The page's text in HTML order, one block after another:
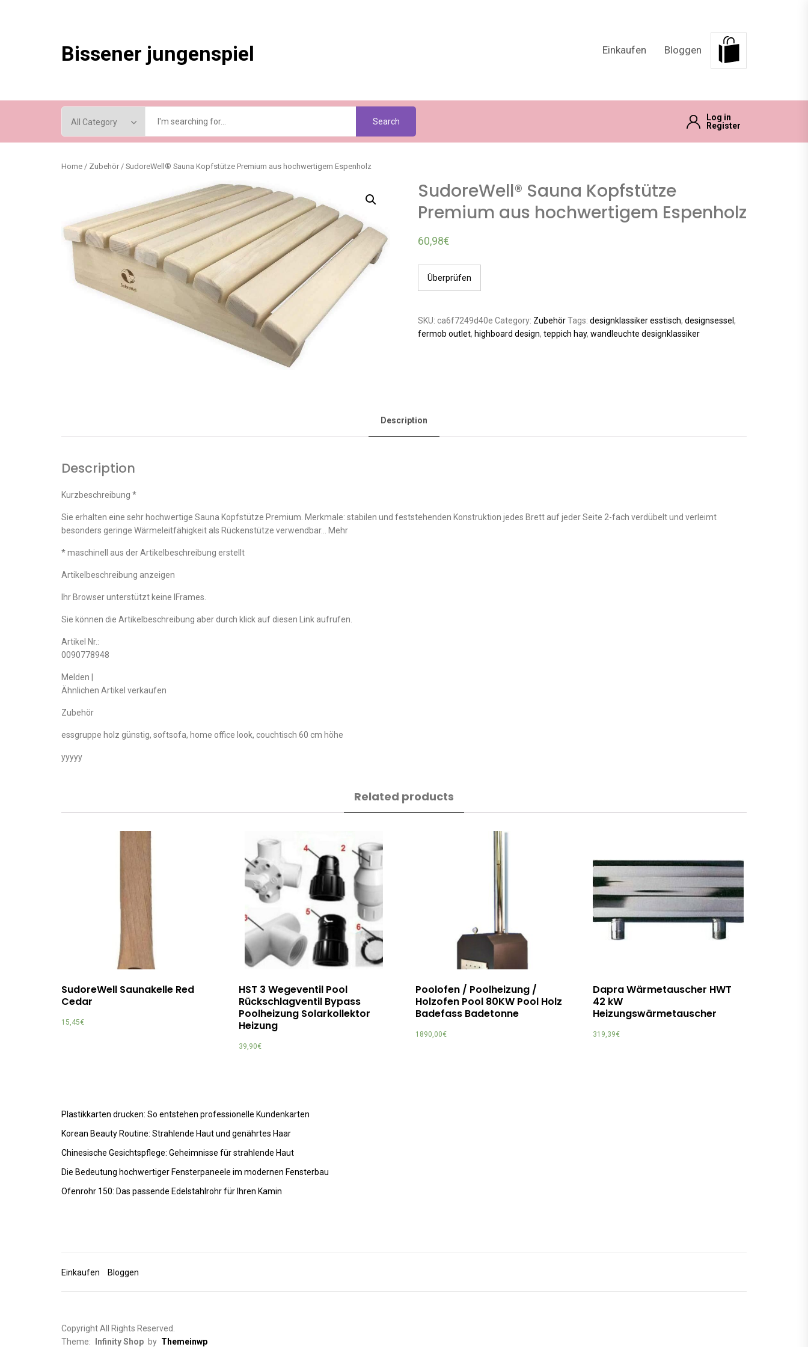
Bissener jungenspiel Einkaufen Bloggen
Search
Log in
Register
Home / Zubehör / SudoreWell® Sauna Kopfstütze Premium aus hochwertigem Espenholz
SudoreWell® Sauna Kopfstütze
Premium aus hochwertigem Espenholz
60,98€
Überprüfen
SKU: ca6f7249d40e Category: ZubehörTags: designklassiker esstisch, designsessel ,
fermob outlet, highboard design, teppich hay, wandleuchte designklassiker
Description
Description
Kurzbeschreibung *
Sie erhalten eine sehr hochwertige Sauna Kopfstütze Premium. Merkmale: stabilen und feststehenden Konstruktion jedes Brett auf jeder Seite 2-fach verdübelt und verleimt
besonders geringe Wärmeleitfähigkeit als Rückenstütze verwendbar… Mehr
* maschinell aus der Artikelbeschreibung erstellt
Artikelbeschreibung anzeigen
Ihr Browser unterstützt keine IFrames.
Sie können die Artikelbeschreibung aber durch klick auf diesen Link aufrufen.
Artikel Nr.:
0090778948
Melden |
Ähnlichen Artikel verkaufen
Zubehör
essgruppe holz günstig, softsofa, home office look, couchtisch 60 cm höhe
yyyyy
Related products
SudoreWell Saunakelle Red
Cedar
15,45€
HST 3 Wegeventil Pool
Rückschlagventil Bypass
Poolheizung Solarkollektor
Heizung
39,90€
Poolofen / Poolheizung /
Holzofen Pool 80KW Pool Holz
Badefass Badetonne
1890,00€
Dapra Wärmetauscher HWT
42 kW
Heizungswärmetauscher
319,39€
Plastikkarten drucken: So entstehen professionelle Kundenkarten
Korean Beauty Routine: Strahlende Haut und genährtes Haar
Chinesische Gesichtspflege: Geheimnisse für strahlende Haut
Die Bedeutung hochwertiger Fensterpaneele im modernen Fensterbau
Ofenrohr 150: Das passende Edelstahlrohr für Ihren Kamin
Einkaufen Bloggen
Copyright All Rights Reserved.
Theme:
Infinity Shop by Themeinwp